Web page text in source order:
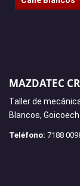
MAZDATEC CR
Taller de
Blancos,
Teléfono: 7188